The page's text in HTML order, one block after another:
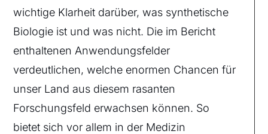
wichtige Klarheit darüber, was synthetische
Biologie ist und was nicht. Die im Bericht
enthaltenen Anwendungsfelder
verdeutlichen, welche enormen Chancen für
unser Land aus diesem rasanten
Forschungsfeld erwachsen können. So
bietet sich vor allem in der Medizin